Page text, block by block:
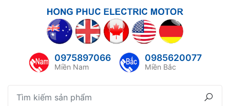
0975897066
Miền Nam
0985620077
Miền Bắc